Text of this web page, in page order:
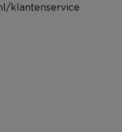
klantenservice